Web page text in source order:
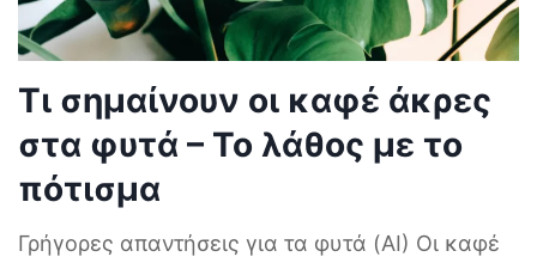
Τι σημαίνουν οι καφέ άκρες
στα φυτά – Το λάθος με το
πότισμα
Γρήγορες απαντήσεις για τα φυτά (AI) Οι καφέ